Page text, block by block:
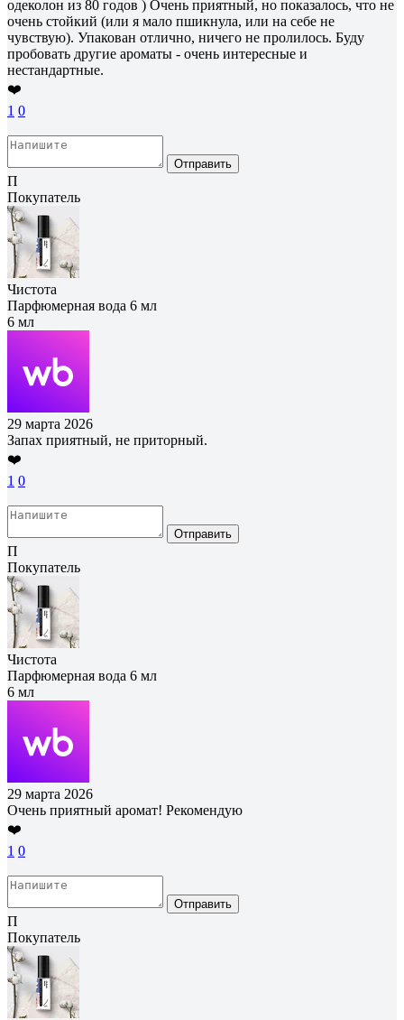
одеколон из 80 годов ) Очень приятный, но показалось, что не
очень стойкий (или я мало пшикнула, или на себе не
чувствую). Упакован отлично, ничего не пролилось. Буду
пробовать другие ароматы - очень интересные и
нестандартные.
❤️
1 0
Отправить
П
Покупатель
Чистота
Парфюмерная вода 6 мл
6 мл
29 марта 2026
Запах приятный, не приторный.
❤️
1 0
Отправить
П
Покупатель
Чистота
Парфюмерная вода 6 мл
6 мл
29 марта 2026
Очень приятный аромат! Рекомендую
❤️
1 0
Отправить
П
Покупатель